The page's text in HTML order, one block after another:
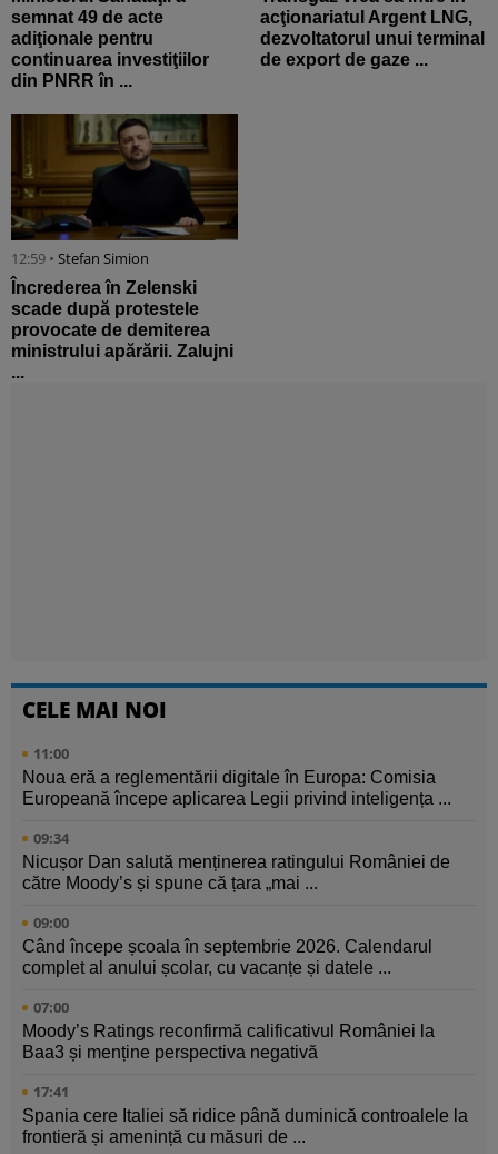
semnat 49 de acte
adiţionale pentru
continuarea investiţiilor
din PNRR în ...
acţionariatul Argent LNG,
dezvoltatorul unui terminal
de export de gaze ...
12:59 • Stefan Simion
Încrederea în Zelenski
scade după protestele
provocate de demiterea
ministrului apărării. Zalujni
...
CELE MAI NOI
11:00
Noua eră a reglementării digitale în Europa: Comisia
Europeană începe aplicarea Legii privind inteligența ...
09:34
Nicușor Dan salută menținerea ratingului României de
către Moody’s și spune că țara „mai ...
09:00
Când începe școala în septembrie 2026. Calendarul
complet al anului școlar, cu vacanțe și datele ...
07:00
Moody’s Ratings reconfirmă calificativul României la
Baa3 și menține perspectiva negativă
17:41
Spania cere Italiei să ridice până duminică controalele la
frontieră și amenință cu măsuri de ...